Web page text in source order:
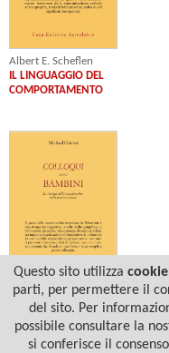
Albert E. Scheflen
IL LINGUAGGIO DEL
COMPORTAMENTO
Michael Günter
COLLOQUI CON I BAMBINI
Questo sito utilizza
parti, per permettere il
del sito. Per
possibile consultare la
si conferisce il